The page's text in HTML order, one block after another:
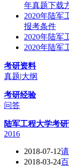
年真题下载
2020年陆军
报考条件
2020年陆军
2020年陆军
考研资料
真题|大纲
考研经验
问答
陆军工程大学考
2016
2018-07-12
2018-03-24